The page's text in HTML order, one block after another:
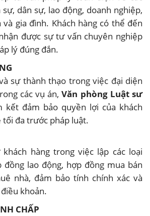
dân sự, lao động, doanh nghiệp,
gia đình. Khách hàng có thể đến
được sự tư vấn chuyên nghiệp
lý đúng đắn.
sự thành thạo trong việc đại diện
các vụ án,Văn phòng Luật sư
kết đảm bảo quyền lợi của khách
tối đa trước pháp luật.
hàng trong việc lập các loại
lao động, hợp đồng mua bán
nhà, đảm bảo tính chính xác và
khoản.
CHẤP